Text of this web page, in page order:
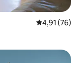
Note
4,91 (76)